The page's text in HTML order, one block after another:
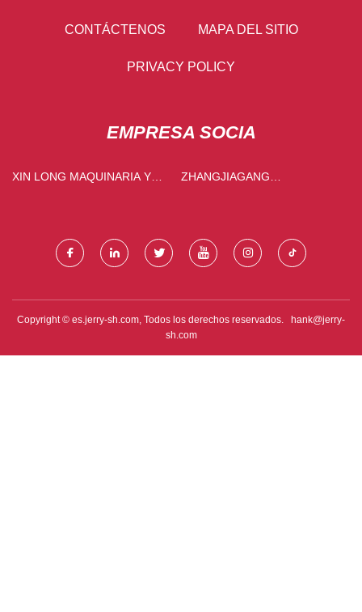
CONTÁCTENOS MAPA DEL SITIO
PRIVACY POLICY
EMPRESA SOCIA
XIN LONG MAQUINARIA Y
ZHANGJIAGANG
Copyright © es.jerry-sh.com, Todos los derechos reservados. hank@jerry-
sh.com